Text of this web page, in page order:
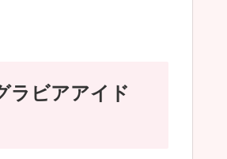
ラビアアイド